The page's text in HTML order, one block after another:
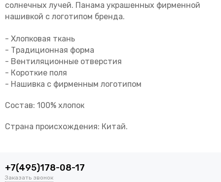
солнечных лучей. Панама украшенных фирменной
нашивкой с логотипом бренда.
- Хлопковая ткань
- Традиционная форма
- Вентиляционные отверстия
- Короткие поля
- Нашивка с фирменным логотипом
Состав: 100% хлопок
Страна происхождения: Китай.
+7(495)178-08-17
Заказать звонок